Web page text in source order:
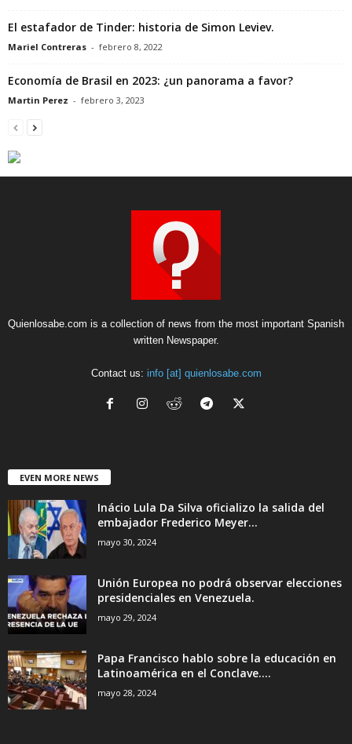
El estafador de Tinder: historia de Simon Leviev.
Mariel Contreras - febrero 8, 2022
Economía de Brasil en 2023: ¿un panorama a favor?
Martin Perez - febrero 3, 2023
Quienlosabe.com is a collection of news from the most important Spanish
written Newspaper.
Contact us: info [at] quienlosabe.com
EVEN MORE NEWS
Inácio Lula Da Silva oficializo la salida del
embajador Frederico Meyer...
mayo 30, 2024
Unión Europea no podrá observar elecciones
presidenciales en Venezuela.
mayo 29, 2024
Papa Francisco hablo sobre la educación en
Latinoamérica en el Conclave....
mayo 28, 2024